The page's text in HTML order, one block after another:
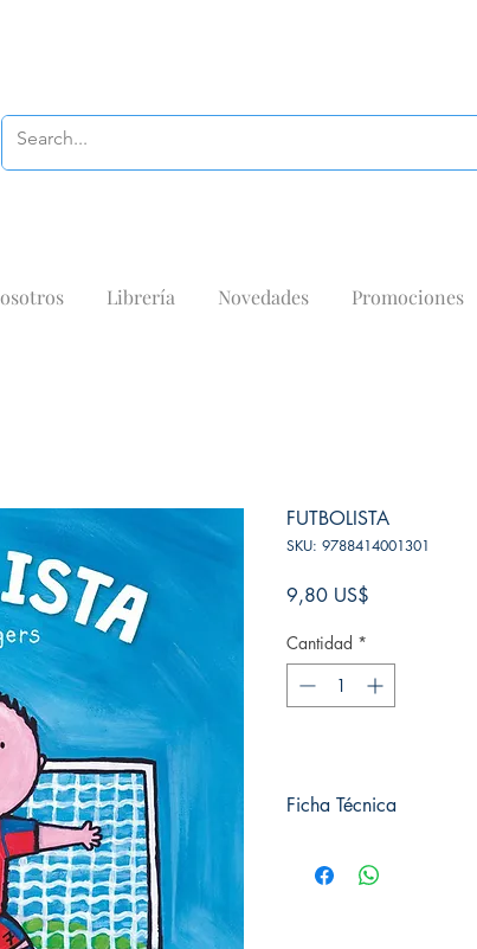
Librería Novedades Promociones
FUTBOLISTA
SKU: 9788414001301
9,80 US$
Cantidad *
Ficha Técnica
Editorial: Editorial Luis Vives